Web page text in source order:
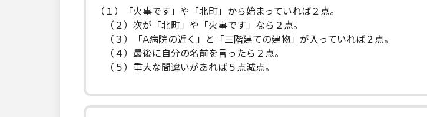
（１）「火事です」や「北町」から始まっていれば２点。
（２）次が「北町」や「火事です」なら２点。
（３）「A病院の近く」と「三階建ての建物」が入っていれば２点。
（４）最後に自分の名前を言ったら２点。
（５）重大な間違いがあれば５点減点。